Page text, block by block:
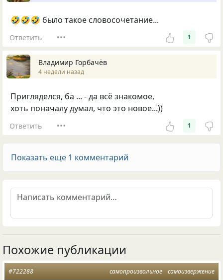
🤣🤣🤣 было такое словосочетание...
Ответить 1
Владимир Горбачёв
4 недели назад
Пригляделся, ба ... - да всё знакомое,
хоть поначалу думал, что это новое...))
Ответить 1
Показать еще 1 комментарий
Похожие публикации
самопроизвольное самоизвержение
#722288